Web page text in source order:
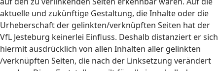
aktuelle und zukünftige Gestaltung, die Inhalte oder die
Urheberschaft der gelinkten/verknüpften Seiten hat der
VfL Jesteburg keinerlei Einfluss. Deshalb distanziert er sich
hiermit ausdrücklich von allen Inhalten aller gelinkten
/verknüpften Seiten, die nach der Linksetzung verändert